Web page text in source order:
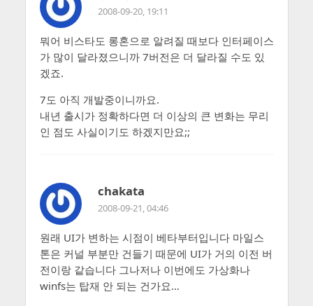
2008-09-20, 19:11
뭐어 비스타도 롱혼으로 알려질 때보다 인터페이스
가 많이 달라졌으니까 7버전은 더 달라질 수도 있
겠죠.
7도 아직 개발중이니까요.
내년 출시가 정확하다면 더 이상의 큰 변화는 무리
인 점도 사실이기도 하겠지만요;;
chakata
2008-09-21, 04:46
원래 UI가 변하는 시점이 베타부터입니다 마일스
톤은 커널 부분만 건들기 때문에 UI가 거의 이전 버
전이랑 같습니다 그나저나 이번에도 가상화나
winfs는 탑재 안 되는 건가요…